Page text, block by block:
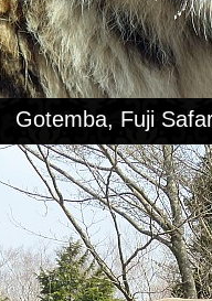
Gotemba, Fuji